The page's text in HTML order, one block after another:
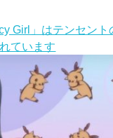
Girl」はテンセント
ています